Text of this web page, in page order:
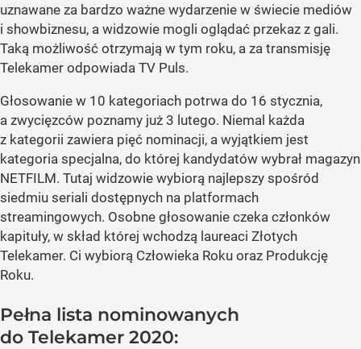
uznawane za bardzo ważne wydarzenie w świecie mediów
i showbiznesu, a widzowie mogli oglądać przekaz z gali.
Taką możliwość otrzymają w tym roku, a za transmisję
Telekamer odpowiada TV Puls.
Głosowanie w 10 kategoriach potrwa do 16 stycznia,
a zwycięzców poznamy już 3 lutego. Niemal każda
z kategorii zawiera pięć nominacji, a wyjątkiem jest
kategoria specjalna, do której kandydatów wybrał magazyn
NETFILM. Tutaj widzowie wybiorą najlepszy spośród
siedmiu seriali dostępnych na platformach
streamingowych. Osobne głosowanie czeka członków
kapituły, w skład której wchodzą laureaci Złotych
Telekamer. Ci wybiorą Człowieka Roku oraz Produkcję
Roku.
Pełna lista nominowanych
do Telekamer 2020: